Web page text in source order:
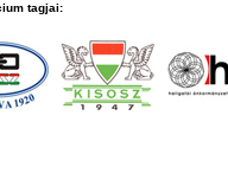
tagjai: